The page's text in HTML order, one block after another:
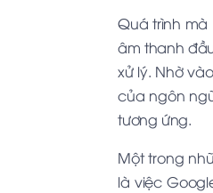
Quá trình mà
âm thanh
xử lý. Nhờ
của ngôn
tương ứng.
Một trong
là việc